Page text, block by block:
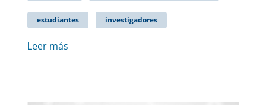
estudiantes investigadores
Leer más